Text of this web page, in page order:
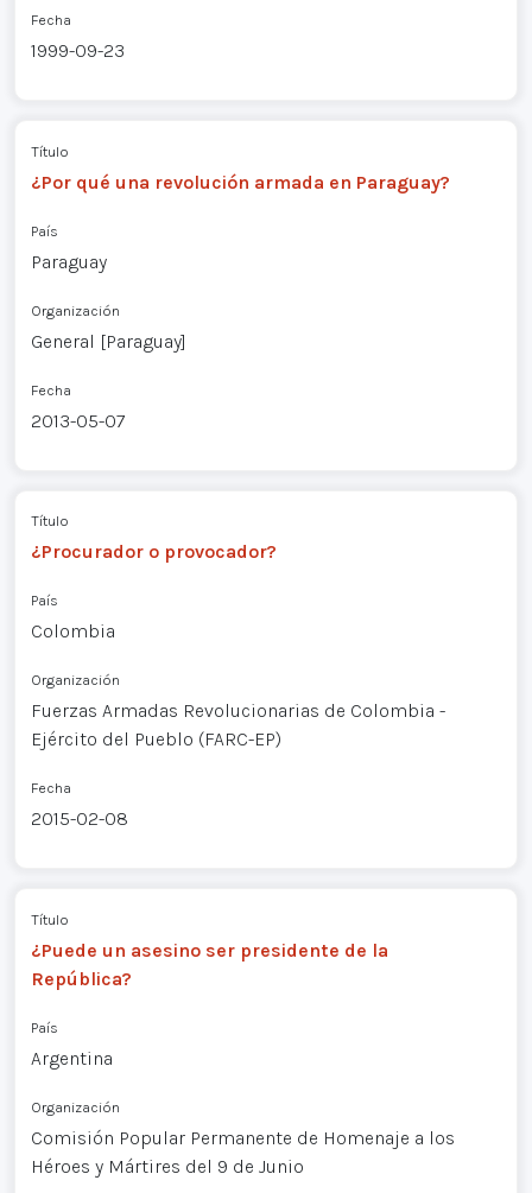
Fecha
1999-09-23
Título
¿Por qué una revolución armada en Paraguay?
País
Paraguay
Organización
General [Paraguay]
Fecha
2013-05-07
Título
¿Procurador o provocador?
País
Colombia
Organización
Fuerzas Armadas Revolucionarias de Colombia -
Ejército del Pueblo (FARC-EP)
Fecha
2015-02-08
Título
¿Puede un asesino ser presidente de la
República?
País
Argentina
Organización
Comisión Popular Permanente de Homenaje a los
Héroes y Mártires del 9 de Junio